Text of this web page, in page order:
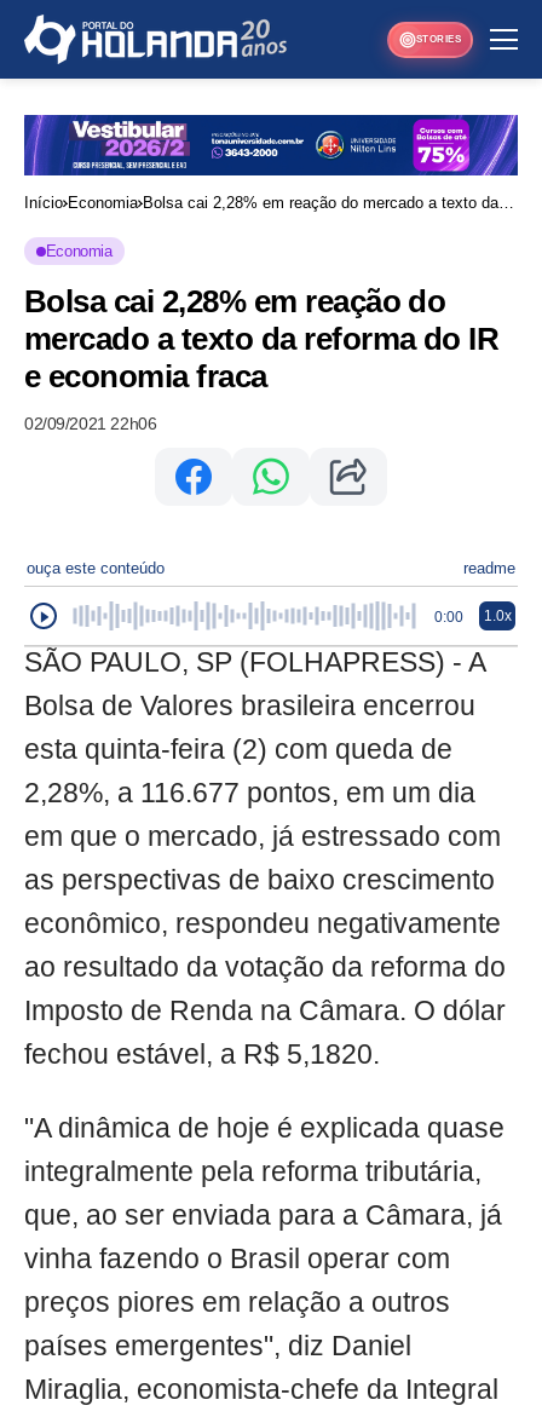
STORIES
Início Economia Bolsa cai 2,28% em reação do mercado a texto da
Economia
Bolsa cai 2,28% em reação do
mercado a texto da reforma do IR
e economia fraca
02/09/2021 22h06
ouça este conteúdo readme
0:00 1.0x
SÃO PAULO, SP (FOLHAPRESS) - A
Bolsa de Valores brasileira encerrou
esta quinta-feira (2) com queda de
2,28%, a 116.677 pontos, em um dia
em que o mercado, já estressado com
as perspectivas de baixo crescimento
econômico, respondeu negativamente
ao resultado da votação da reforma do
Imposto de Renda na Câmara. O dólar
fechou estável, a R$ 5,1820.
"A dinâmica de hoje é explicada quase
integralmente pela reforma tributária,
que, ao ser enviada para a Câmara, já
vinha fazendo o Brasil operar com
preços piores em relação a outros
países emergentes", diz Daniel
Miraglia, economista-chefe da Integral